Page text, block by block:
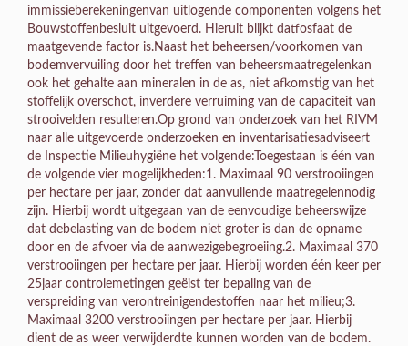
immissieberekeningenvan uitlogende componenten volgens het
Bouwstoffenbesluit uitgevoerd. Hieruit blijkt datfosfaat de
maatgevende factor is.Naast het beheersen/voorkomen van
bodemvervuiling door het treffen van beheersmaatregelenkan
ook het gehalte aan mineralen in de as, niet afkomstig van het
stoffelijk overschot, inverdere verruiming van de capaciteit van
strooivelden resulteren.Op grond van onderzoek van het RIVM
naar alle uitgevoerde onderzoeken en inventarisatiesadviseert
de Inspectie Milieuhygiëne het volgende:Toegestaan is één van
de volgende vier mogelijkheden:1. Maximaal 90 verstrooiingen
per hectare per jaar, zonder dat aanvullende maatregelennodig
zijn. Hierbij wordt uitgegaan van de eenvoudige beheerswijze
dat debelasting van de bodem niet groter is dan de opname
door en de afvoer via de aanwezigebegroeiing.2. Maximaal 370
verstrooiingen per hectare per jaar. Hierbij worden één keer per
25jaar controlemetingen geëist ter bepaling van de
verspreiding van verontreinigendestoffen naar het milieu;3.
Maximaal 3200 verstrooiingen per hectare per jaar. Hierbij
dient de as weer verwijderdte kunnen worden van de bodem.